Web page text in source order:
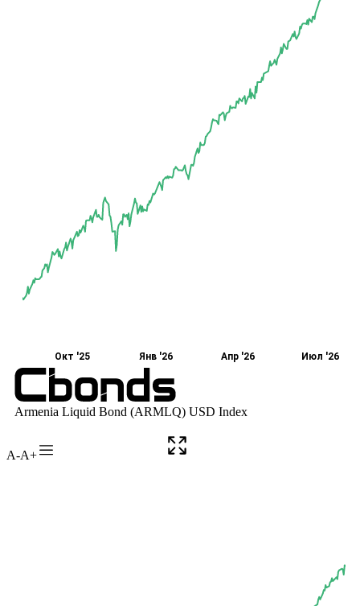
A-A+